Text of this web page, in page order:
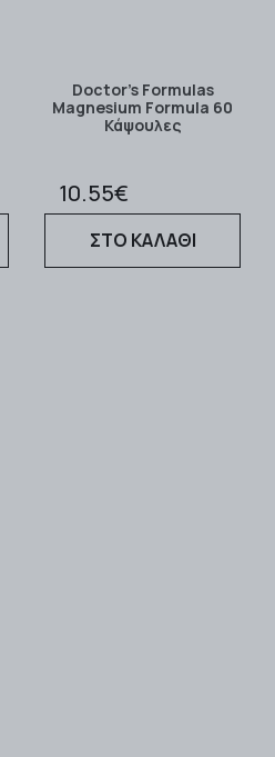
Doctor's Formulas
Magnesium Formula 60
Κάψουλες
10.55€
ΣΤΟ ΚΑΛΑΘΙ